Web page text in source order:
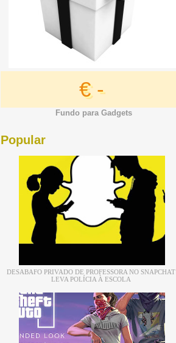
€ -
Fundo para Gadgets
Popular
DESABAFO PRIVADO DE PROFESSORA NO SNAPCHAT
LEVA POLÍCIA À ESCOLA